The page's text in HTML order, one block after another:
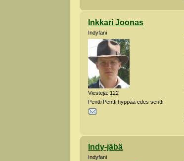
Inkkari Joonas
Indyfani
Viestejä: 122
Pentti Pentti hyppää edes sentti
Indy-jäbä
Indyfani